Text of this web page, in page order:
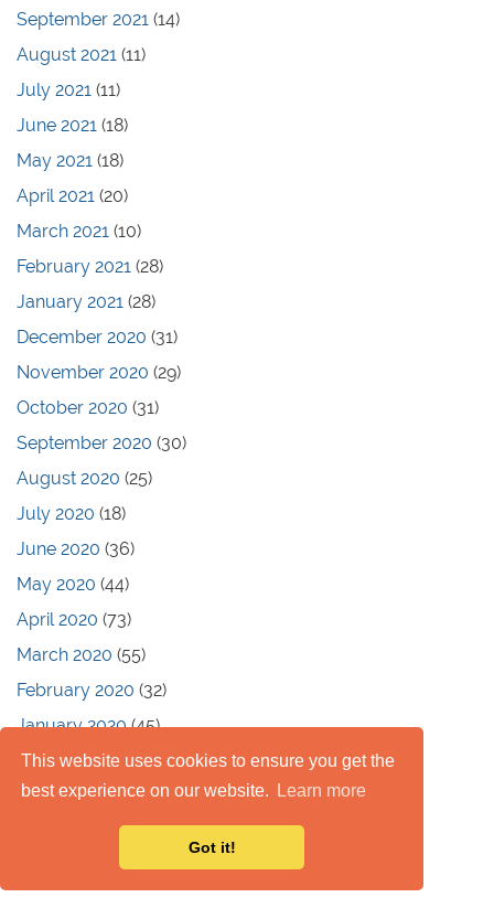
This website uses cookies to ensure you get the
best experience on our website.
Learn more
Got it!
September 2021 (14)
August 2021 (11)
July 2021 (11)
June 2021 (18)
May 2021 (18)
April 2021 (20)
March 2021 (10)
February 2021 (28)
January 2021 (28)
December 2020 (31)
November 2020 (29)
October 2020 (31)
September 2020 (30)
August 2020 (25)
July 2020 (18)
June 2020 (36)
May 2020 (44)
April 2020 (73)
March 2020 (55)
February 2020 (32)
January 2020(45)
December 2019(21)
November 2019 (24)
October 2019(16)
September 2019(44)